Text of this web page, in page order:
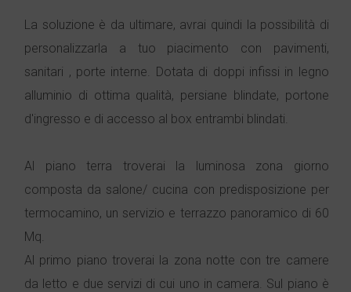
La soluzione è da ultimare, avrai quindi la possibilità di
personalizzarla a tuo piacimento con pavimenti,
sanitari , porte interne. Dotata di doppi infissi in legno
alluminio di ottima qualità, persiane blindate, portone
d'ingresso e di accesso al box entrambi blindati.
Al piano terra troverai la luminosa zona giorno
composta da salone/ cucina con predisposizione per
termocamino, un servizio e terrazzo panoramico di 60
Mq.
Al primo piano troverai la zona notte con tre camere
da letto e due servizi di cui uno in camera. Sul piano è